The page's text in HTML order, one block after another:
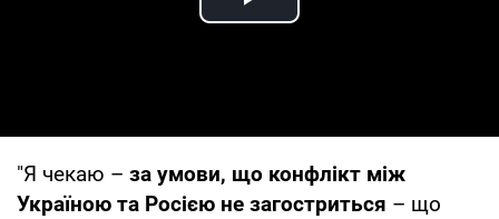
Play Video
"Я чекаю – за умови, що конфлікт між
Україною та Росією не загостриться – що